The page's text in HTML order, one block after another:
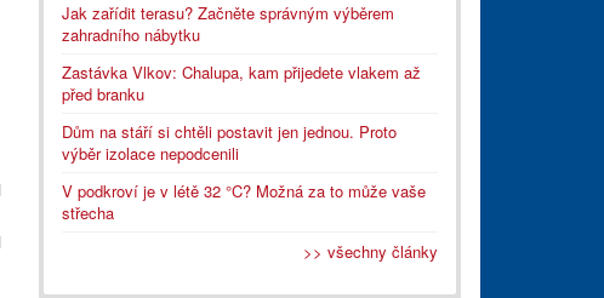
Jak zařídit terasu? Začněte správným výběrem
zahradního nábytku
Zastávka Vlkov: Chalupa, kam přijedete vlakem až
před branku
Dům na stáří si chtěli postavit jen jednou. Proto
výběr izolace nepodcenili
V podkroví je v létě 32 °C? Možná za to může vaše
střecha
>> všechny články